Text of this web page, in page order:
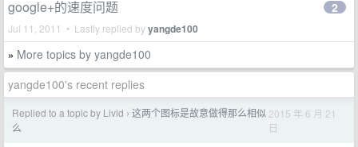
google+的速度问题
Jul 11, 2011 • Lastly replied byyangde100
2
» More topics by yangde100
yangde100's recent replies
Replied to a topic by Livid › 这两个图标是故意做得那么相似
么
2015 年 6 月 21
日